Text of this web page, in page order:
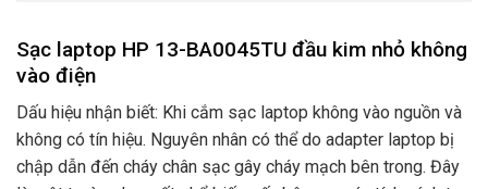
Sạc laptop HP 13-BA0045TU đầu kim nhỏ không
vào điện
Dấu hiệu nhận biết: Khi cắm sạc laptop không vào nguồn và
không có tín hiệu. Nguyên nhân có thể do adapter laptop bị
chập dẫn đến cháy chân sạc gây cháy mạch bên trong. Đây